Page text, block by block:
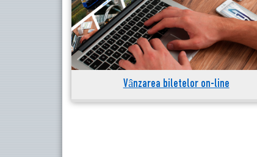
Vânzarea biletelor on-line